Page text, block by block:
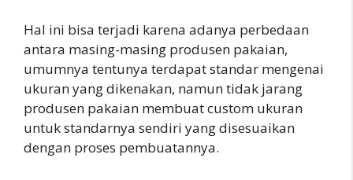
Hal ini bisa terjadi karena adanya perbedaan
antara masing-masing produsen pakaian,
umumnya tentunya terdapat standar mengenai
ukuran yang dikenakan, namun tidak jarang
produsen pakaian membuat custom ukuran
untuk standarnya sendiri yang disesuaikan
dengan proses pembuatannya.